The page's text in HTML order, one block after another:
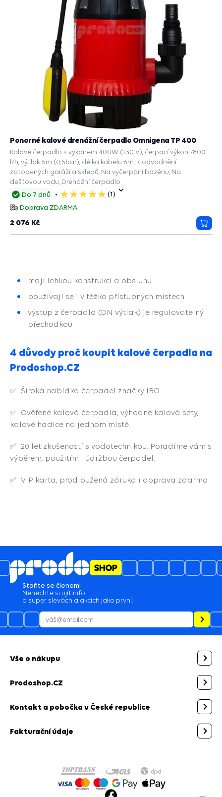
Do 7 dnů
5
hvězdiček
(1)
Doprava ZDARMA
Ponorné kalové drenážní čerpadlo Omnigena TP 400
Kalové čerpadlo s výkonem 400W (230 V), čerpací výkon 7800
l/h, výtlak 5m (0,5bar), délka kabelu 6m, K odvodnění
zatopených garáží a sklepů, Na vyčerpání bazénu, Na
dešťovou vodu, Drenážní čerpadlo.
2 076 Kč
do
mají lehkou konstrukci a obsluhu
používají se i v těžko přístupných místech
výstup z čerpadla (DN výtlak) je regulovatelný
přechodkou
4 důvody proč koupit kalové čerpadla na
Prodoshop.CZ
✅ Široká nabídka čerpadel značky IBO.
✅ Ověřené kalová čerpadla, výhodné kalová sety,
kalové hadice na jednom místě.
✅ 20 let zkušeností s vodotechnikou. Poradíme vám s
výběrem, použitím i údržbou čerpadel.
✅ VIP karta, prodloužená záruka i doprava zdarma.
Staňte se členem!
Nenechte si ujít info
o super slevách a akcích jako první.
Vše o nákupu
Prodoshop.CZ
Kontakt a pobočka v České republice
Fakturační údaje